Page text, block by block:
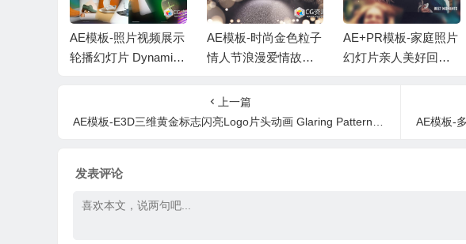
AE模板-照片视频展示
轮播幻灯片 Dynamic
AE模板-时尚金色粒子
情人节浪漫爱情故事
音乐
AE+PR模板-家庭照片
幻灯片亲人美好回忆
上一篇
AE模板-E3D三维黄金标志闪亮Logo片头动画 Glaring Pattern Maker Logo Reveal
AE模板-多
发表评论